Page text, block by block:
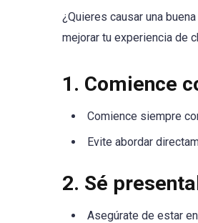
¿Quieres causar una
mejorar tu experiencia de
1. Comience
Comience siempre
Evite abordar
2. Sé
Asegúrate de estar